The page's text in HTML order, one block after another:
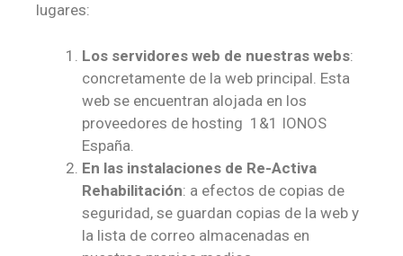
lugares:
Los servidores web de nuestras webs:
concretamente de la web principal. Esta
web se encuentran alojada en los
proveedores de hosting 1&1 IONOS
España.
En las instalaciones de Re-Activa
Rehabilitación: a efectos de copias de
seguridad, se guardan copias de la web y
la lista de correo almacenadas en